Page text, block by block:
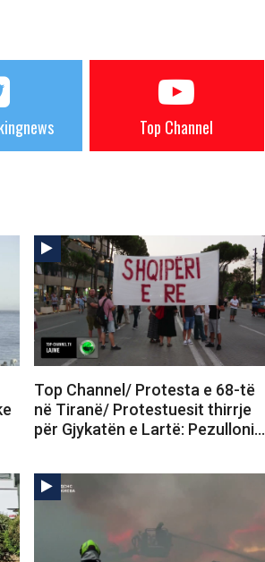
Top Channel
Top Channel/ Protesta e 68-të
në Tiranë/ Protestuesit thirrje
për Gjykatën e Lartë: Pezulloni…